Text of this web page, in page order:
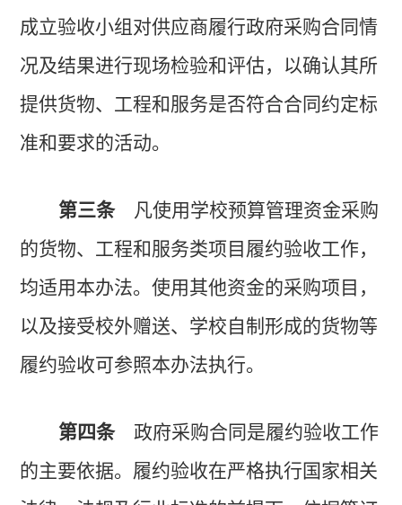
成立验收小组对供应商履行政府采购合同情
况及结果进行现场检验和评估，以确认其所
提供货物、工程和服务是否符合合同约定标
准和要求的活动。
第三条凡使用学校预算管理资金采购
的货物、工程和服务类项目履约验收工作，
均适用本办法。使用其他资金的采购项目，
以及接受校外赠送、学校自制形成的货物等
履约验收可参照本办法执行。
第四条政府采购合同是履约验收工作
的主要依据。履约验收在严格执行国家相关